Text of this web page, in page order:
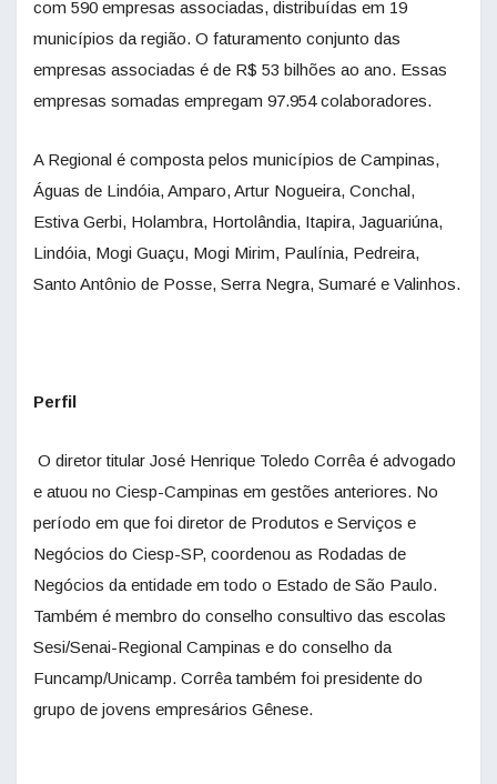
com 590 empresas associadas, distribuídas em 19
municípios da região. O faturamento conjunto das
empresas associadas é de R$ 53 bilhões ao ano. Essas
empresas somadas empregam 97.954 colaboradores.
A Regional é composta pelos municípios de Campinas,
Águas de Lindóia, Amparo, Artur Nogueira, Conchal,
Estiva Gerbi, Holambra, Hortolândia, Itapira, Jaguariúna,
Lindóia, Mogi Guaçu, Mogi Mirim, Paulínia, Pedreira,
Santo Antônio de Posse, Serra Negra, Sumaré e Valinhos.
Perfil
O diretor titular José Henrique Toledo Corrêa é advogado
e atuou no Ciesp-Campinas em gestões anteriores. No
período em que foi diretor de Produtos e Serviços e
Negócios do Ciesp-SP, coordenou as Rodadas de
Negócios da entidade em todo o Estado de São Paulo.
Também é membro do conselho consultivo das escolas
Sesi/Senai-Regional Campinas e do conselho da
Funcamp/Unicamp. Corrêa também foi presidente do
grupo de jovens empresários Gênese.